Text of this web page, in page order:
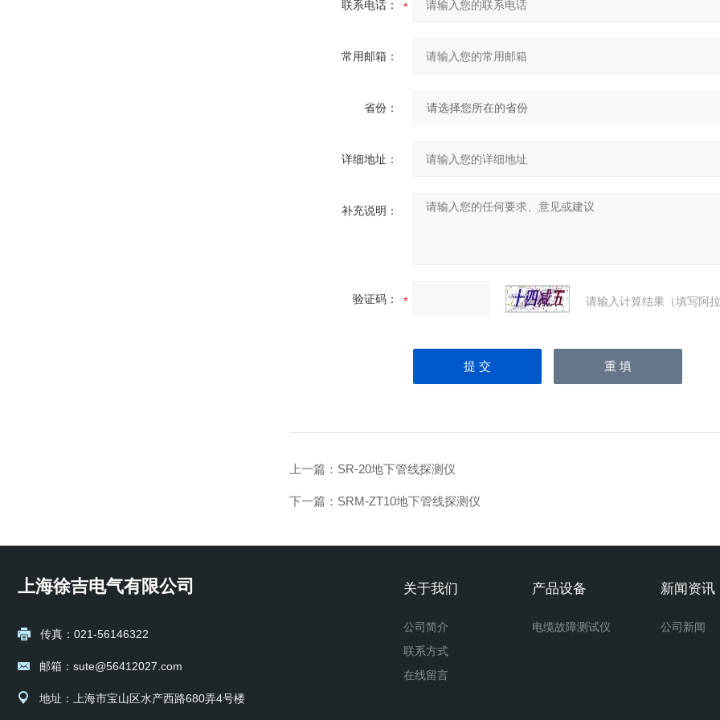
联系电话：
常用邮箱：
省份：
详细地址：
补充说明：
验证码： 请输入计算结果（填写阿
上一篇： SR-20地下管线探测仪
下一篇： SRM-ZT10地下管线探测仪
上海徐吉电气有限公司
传真：021-56146322
邮箱：sute@56412027.com
地址：上海市宝山区水产西路680弄4号楼
关于我们
公司简介
联系方式
在线留言
产品设备
电缆故障测试仪
新闻资讯
公司新闻